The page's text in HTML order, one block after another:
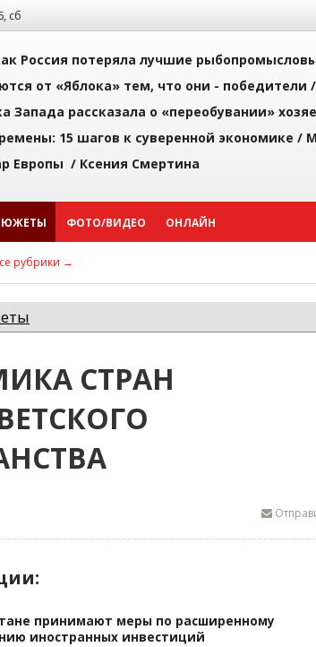
сб
Россия потеряла лучшие
от «Яблока» тем, что они - победители /
Запада рассказала о «переобувании»
15 шагов к суверенной экономике /
Европы / Ксения Смертина
ФОТО/ВИДЕО ОНЛАЙН
рубрики →
СТРАН
принимают меры по расширенному
иностранных инвестиций